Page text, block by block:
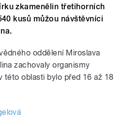
zkamenělin třetihorních
kusů můžou návštěvníci
oddělení Miroslava
zachovaly organismy
této oblasti bylo před 16 až 18